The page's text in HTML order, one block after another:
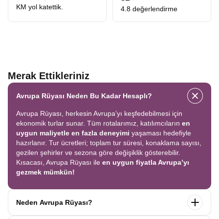
keşfetmenin en keyifli yoludur. Her gece konaklamalı bu
özel turda Roma, Venedik, Paris, Brugge, Amsterdam gibi
Alsace Kasabalarırotalarını birleştirerek üç turu tek
seferde yaşama imkânı sunar. İlk kez yurtdışına çıkacaklar
için de ideal bir seçenektir: Kolay, keyifli, güvenli ve
Avrupa'nın en sevilen şehirlerini kapsayan eşsiz bir
Uzak Doğu Asya Turları
Modernliğin ortasında geleneklerini koruyan, kültürü ve
yaşantısı ile oldukça merak edilen Asya ülkelerini
kapsayanJaponya Turu
hem şaşırtıcı hem öğretici bir
deneyim sunar. Tokyo'nun gökdelenleri arasında ilerlerken
KM yol katettik. 4.8 değerlendirme
Merak Ettikleriniz
Avrupa Rüyası Neden Bu Kadar Hesaplı?
Avrupa Rüyası, herkesin Avrupa’yı keşfedebilmesi için
ekonomik turlar sunar. Tüm rotalarımız, katılımcıların en
uygun maliyetle en fazla deneyimi yaşaması hedefiyle
hazırlanır. Tur ücretleri; toplam tur süresi, konaklama sayısı,
gezilen şehirler ve sezona göre değişiklik gösterebilir.
Kısacası, Avrupa Rüyası ile en uygun fiyatla Avrupa’yı
gezmek mümkün!
Neden Avrupa Rüyası?